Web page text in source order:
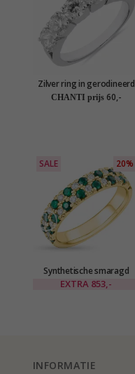
Zilver ring in gerodineerd
zilver
CHANTI prijs 60,-
SALE 20%
Synthetische smaragd
gouden ring in 9 karaat
EXTRA 853,-
INFORMATIE